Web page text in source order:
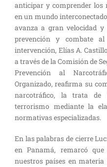
anticipar y comprender los
en un mundo
avanza a gran velocidad
prevención y combate
intervención, Elías A.
a través de la Comisión de
Prevención al
Organizado, reafirma su
narcotráfico, la trata de
terrorismo mediante la
normativas especializadas.
En las palabras de cierre
en Panamá, remarcó
nuestros países en materia